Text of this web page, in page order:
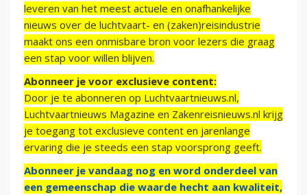
leveren van het meest actuele en onafhankelijke
nieuws over de luchtvaart- en (zaken)reisindustrie
maakt ons een onmisbare bron voor lezers die graag
een stap voor willen blijven.
Abonneer je voor exclusieve content:
Door je te abonneren op Luchtvaartnieuws.nl,
Luchtvaartnieuws Magazine en Zakenreisnieuws.nl krijg
je toegang tot exclusieve content en jarenlange
ervaring die je steeds een stap voorsprong geeft.
Abonneer je vandaag nog en word onderdeel van
een gemeenschap die waarde hecht aan kwaliteit,